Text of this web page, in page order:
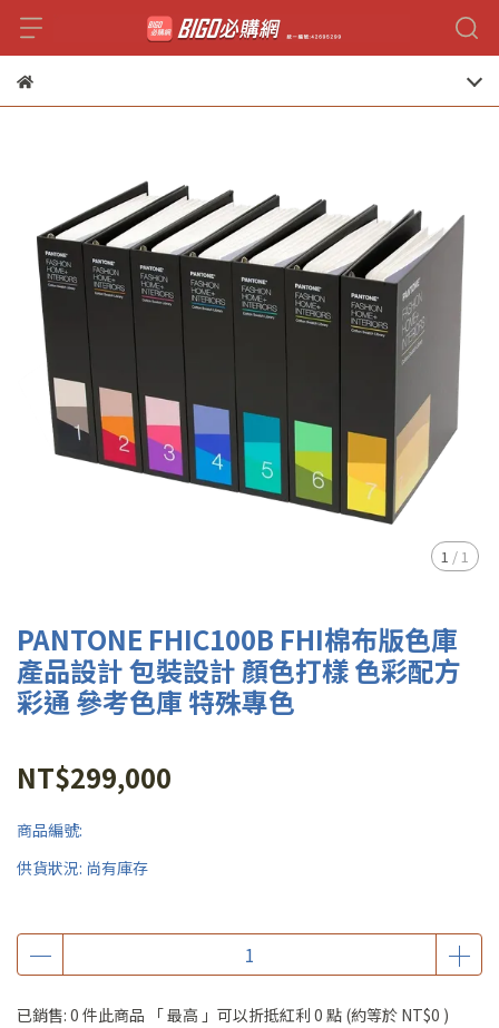
1 / 1
PANTONE FHIC100B FHI棉布版色庫
產品設計 包裝設計 顏色打樣 色彩配方
彩通 參考色庫 特殊專色
NT$299,000
商品編號:
供貨狀況: 尚有庫存
已銷售: 0 件此商品 「 最高 」可以折抵紅利 0 點 (約等於 NT$0 )